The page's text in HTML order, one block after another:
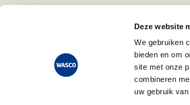
Deze website
We gebruiken
bieden en om
site met onze
combineren
uw gebruik
Veelgestelde vragen
Leidingwerk
Alle verwarming